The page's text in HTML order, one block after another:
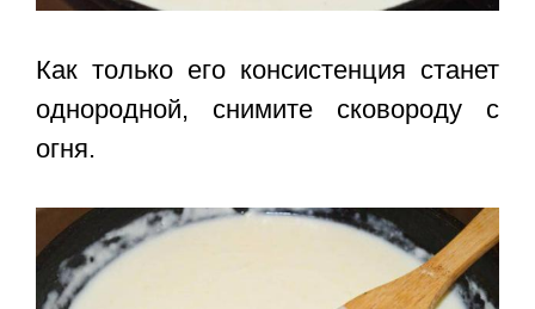
Как только его консистенция станет
однородной, снимите сковороду с
огня.